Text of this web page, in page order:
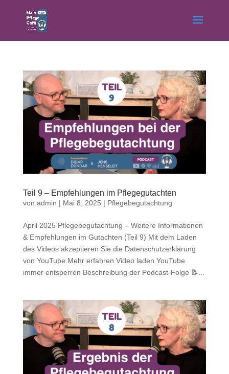
Teil 9 – Empfehlungen im Pflegegutachten
von admin | Mai 8, 2025 | Pflegebegutachtung
April 2025 Pflegebegutachtung – Weitere Informationen
& Empfehlungen im Gutachten (Teil 9) Mit dem Laden
des Videos akzeptieren Sie die Datenschutzerklärung
von YouTube.Mehr erfahren Video laden YouTube
immer entsperren Beschreibung der Podcast-Folge 📝...